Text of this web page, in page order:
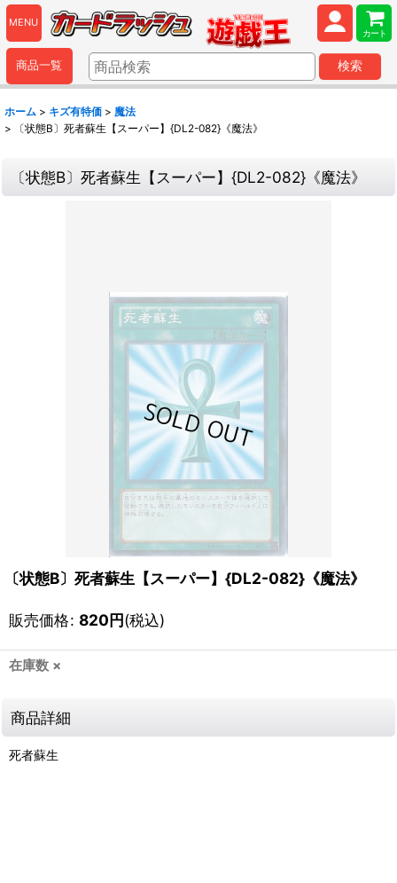
MENU
カート
商品一覧 検索
ホーム > キズ有特価 > 魔法
>
〔状態B〕死者蘇生【スーパー】{DL2-082}《魔法》
〔状態B〕死者蘇生【スーパー】{DL2-082}《魔法》
〔状態B〕死者蘇生【スーパー】{DL2-082}《魔法》
販売価格: 820円(税込)
在庫数 ×
商品詳細
死者蘇生